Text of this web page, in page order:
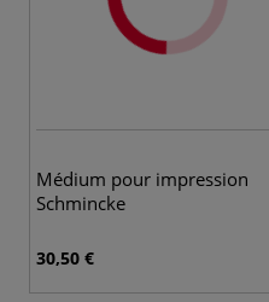
Médium pour impression
Schmincke
30,50 €